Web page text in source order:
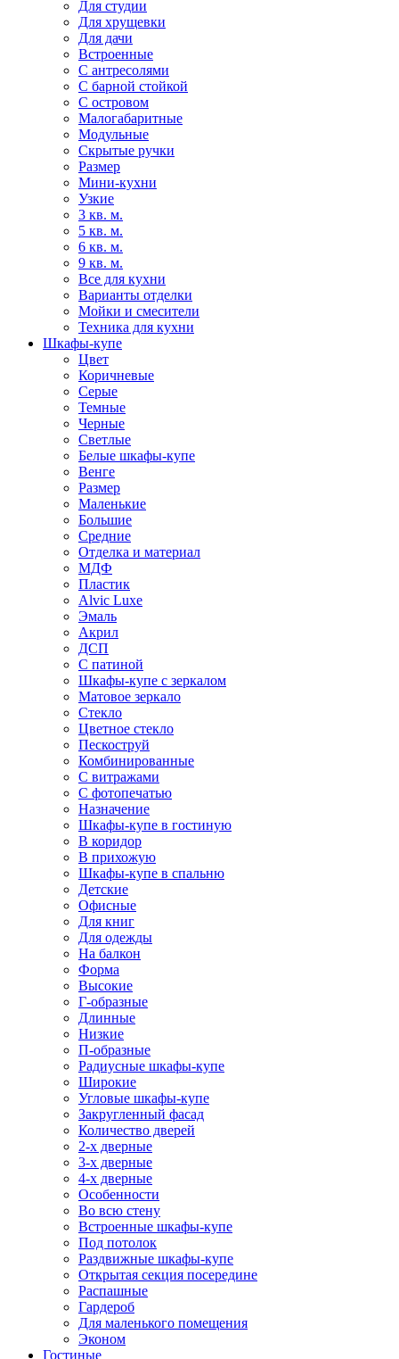
Для студии
Для хрущевки
Для дачи
Встроенные
С антресолями
С барной стойкой
С островом
Малогабаритные
Модульные
Скрытые ручки
Размер
Мини-кухни
Узкие
3 кв. м.
5 кв. м.
6 кв. м.
9 кв. м.
Все для кухни
Варианты отделки
Мойки и смесители
Техника для кухни
Шкафы-купе
Цвет
Коричневые
Серые
Темные
Черные
Светлые
Белые шкафы-купе
Венге
Размер
Маленькие
Большие
Средние
Отделка и материал
МДФ
Пластик
Alvic Luxe
Эмаль
Акрил
ДСП
С патиной
Шкафы-купе с зеркалом
Матовое зеркало
Стекло
Цветное стекло
Пескоструй
Комбинированные
С витражами
С фотопечатью
Назначение
Шкафы-купе в гостиную
В коридор
В прихожую
Шкафы-купе в спальню
Детские
Офисные
Для книг
Для одежды
На балкон
Форма
Высокие
Г-образные
Длинные
Низкие
П-образные
Радиусные шкафы-купе
Широкие
Угловые шкафы-купе
Закругленный фасад
Количество дверей
2-х дверные
3-х дверные
4-х дверные
Особенности
Во всю стену
Встроенные шкафы-купе
Под потолок
Раздвижные шкафы-купе
Открытая секция посередине
Распашные
Гардероб
Для маленького помещения
Эконом
Гостиные